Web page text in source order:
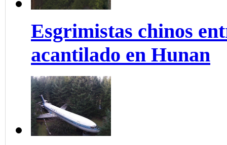
Esgrimistas chinos
acantilado en Hunan